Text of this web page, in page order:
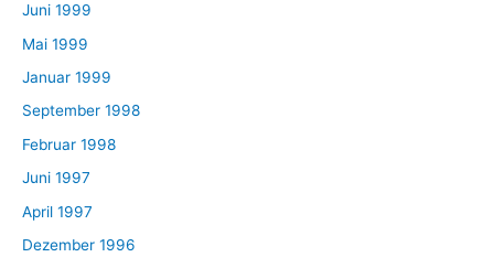
Juni 1999
Mai 1999
Januar 1999
September 1998
Februar 1998
Juni 1997
April 1997
Dezember 1996